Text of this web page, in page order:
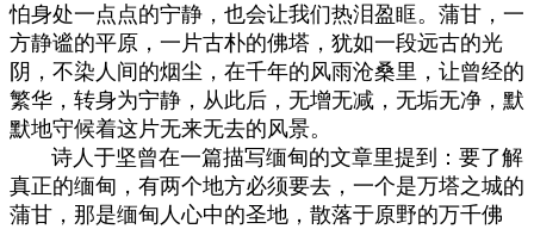
怕身处一点点的宁静，也会让我们热泪盈眶。蒲甘，一
方静谧的平原，一片古朴的佛塔，犹如一段远古的光
阴，不染人间的烟尘，在千年的风雨沧桑里，让曾经的
繁华，转身为宁静，从此后，无增无减，无垢无净，默
默地守候着这片无来无去的风景。
诗人于坚曾在一篇描写缅甸的文章里提到：要了解
真正的缅甸，有两个地方必须要去，一个是万塔之城的
蒲甘，那是缅甸人心中的圣地，散落于原野的万千佛